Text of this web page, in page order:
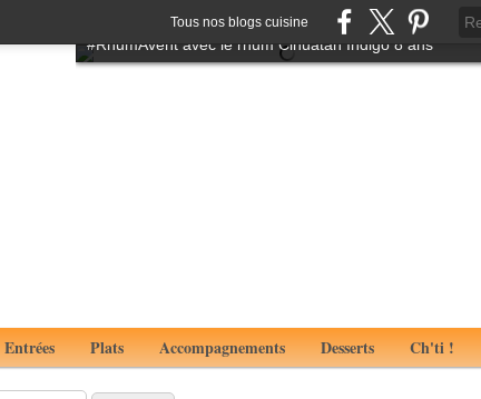
Tous nos blogs cuisine
Tartare de boeuf à l'italienne aux notes de truffes
#RhumAvent avec le rhum Cihuatan Indigo 8 ans
Entrées Plats Accompagnements Desserts Ch'ti !